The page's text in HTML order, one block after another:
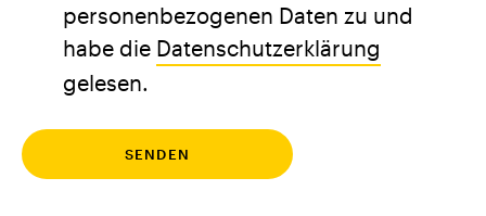
personenbezogenen Daten zu und
habe die Datenschutzerklärung
gelesen.